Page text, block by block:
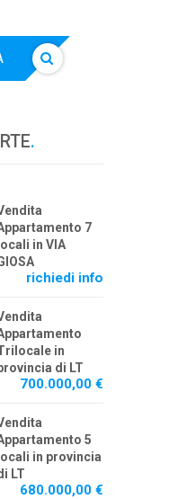
.
7
locali in VIA
richiedi info
in
di LT
700.000,00 €
5
locali in provincia
LT
680.000,00 €